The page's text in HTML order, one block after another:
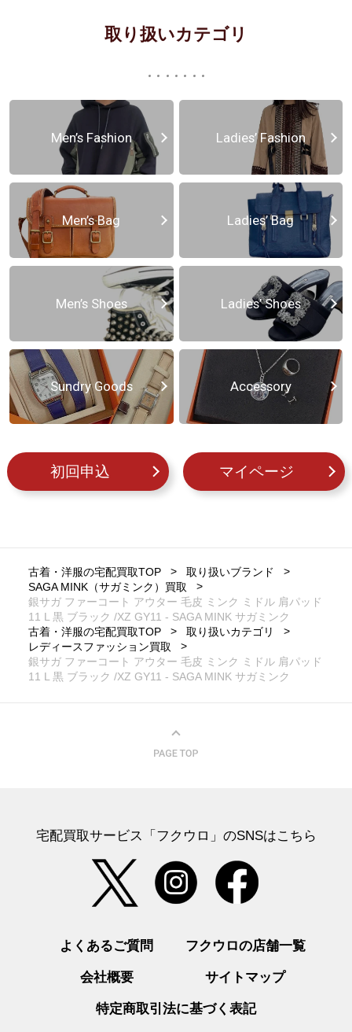
取り扱いカテゴリ
Men’s Fashion Ladies’ Fashion
Men’s Bag Ladies’ Bag
Men’s Shoes Ladies’ Shoes
Sundry Goods Accessory
初回申込 マイページ
古着・洋服の宅配買取TOP
取り扱いブランド
SAGA MINK（サガミンク）買取
銀サガ ファーコート アウター 毛皮 ミンク ミドル 肩パッド
11 L 黒 ブラック /XZ GY11 - SAGA MINK サガミンク
古着・洋服の宅配買取TOP
取り扱いカテゴリ
レディースファッション買取
銀サガ ファーコート アウター 毛皮 ミンク ミドル 肩パッド
11 L 黒 ブラック /XZ GY11 - SAGA MINK サガミンク
宅配買取サービス「フクウロ」のSNSはこちら
よくあるご質問 フクウロの店舗一覧
会社概要 サイトマップ
特定商取引法に基づく表記